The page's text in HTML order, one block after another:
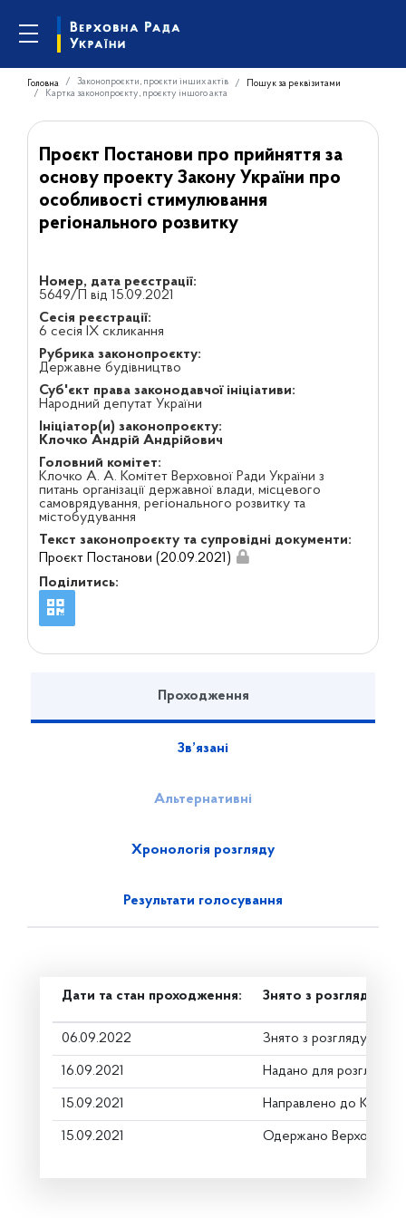
Головна Законопроєкти, проєкти інших актів
Пошук за реквізитами
Картка законопроєкту, проєкту іншого акта
Проєкт Постанови про прийняття за
основу проекту Закону України про
особливості стимулювання
регіонального розвитку
Номер, дата реєстрації:
5649/П від 15.09.2021
Сесія реєстрації:
6 сесія IX скликання
Рубрика законопроєкту:
Державне будівництво
Суб'єкт права законодавчої ініціативи:
Народний депутат України
Ініціатор(и) законопроєкту:
Клочко Андрій Андрійович
Головний комітет:
Клочко А. А. Комітет Верховної Ради України з
питань організації державної влади, місцевого
самоврядування, регіонального розвитку та
містобудування
Текст законопроєкту та супровідні документи:
Проєкт Постанови (20.09.2021)
Поділитись:
Проходження
Зв’язані
Альтернативні
Хронологія розгляду
Результати голосування
Дати та стан проходження: Знято з розгляду
06.09.2022 Знято з розгляду
16.09.2021 Надано для розгляду
15.09.2021 Направлено до
15.09.2021 Одержано Верховною